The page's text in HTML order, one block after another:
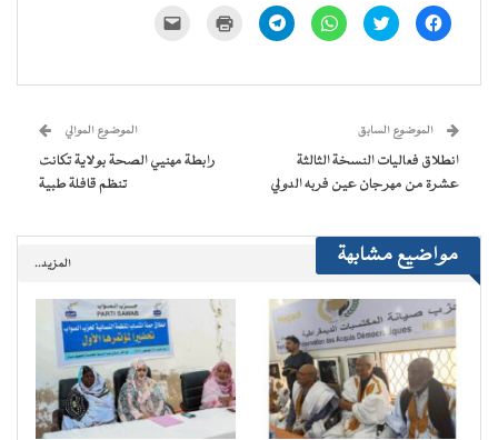
انقر
للمشاركة
في
اضغط
للمشاركة
في
انقر
للمشاركة
في
انقر
للمشاركة
في
للطباعة
جديدة) الإلكتروني
نافذة
جديدة)
الموضوع السابق
انطلاق فعاليات النسخة الثالثة
عشرة من مهرجان عين فربه الدولي
الموضوع الموالي
رابطة مهنيي الصحة بولاية تكانت
تنظم قافلة طبية
مواضيع مشابهة المزيد..